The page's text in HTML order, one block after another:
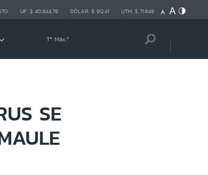
UF: $ 40.844,79 DÓLAR: $ 912,41 UTM: $ 71.649
Tª Máx:º
SE